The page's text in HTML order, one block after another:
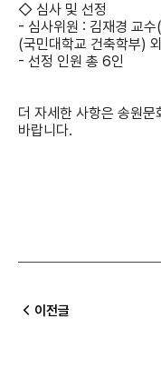
◇ 심사 및 선정
- 심사위원 : 김재경 교
(국민대학교 건축학부)
- 선정 인원 총 6인
더 자세한 사항은 송원
바랍니다.
이전글